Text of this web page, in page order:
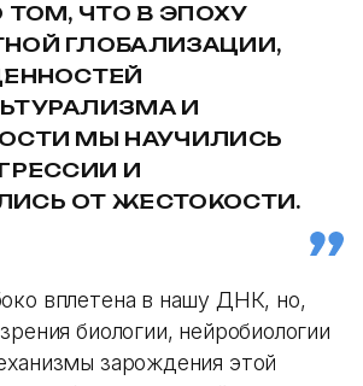
ТОМ, ЧТО В ЭПОХУ
ГЛОБАЛИЗАЦИИ,
И
МЫ НАУЧИЛИСЬ
И
ОТ ЖЕСТОКОСТИ.
вплетена в нашу ДНК, но,
биологии, нейробиологии
зарождения этой